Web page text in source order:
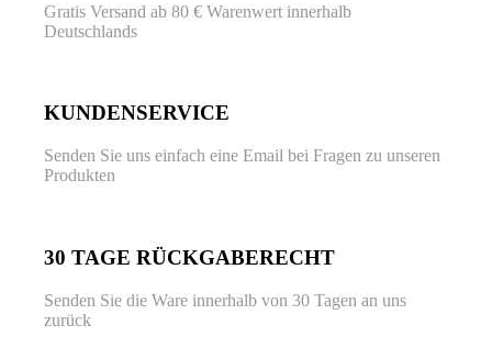
Gratis Versand ab 80 € Warenwert innerhalb
Deutschlands
KUNDENSERVICE
Senden Sie uns einfach eine Email bei Fragen zu unseren
Produkten
30 TAGE RÜCKGABERECHT
Senden Sie die Ware innerhalb von 30 Tagen an uns
zurück